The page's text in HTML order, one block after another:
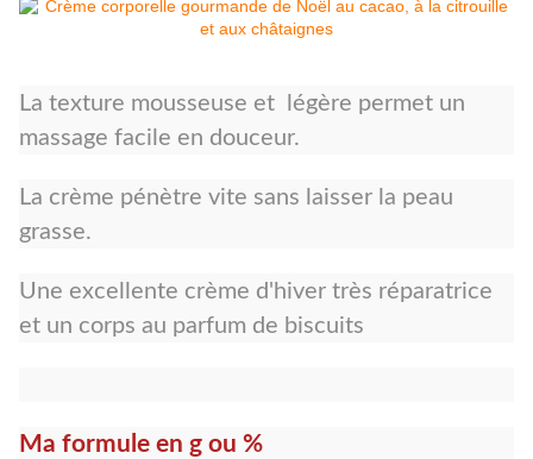
La texture mousseuse et légère permet un
massage facile en douceur.
La crème pénètre vite sans laisser la peau
grasse.
Une excellente crème d'hiver très réparatrice
et un corps au parfum de biscuits
Ma formule en g ou %